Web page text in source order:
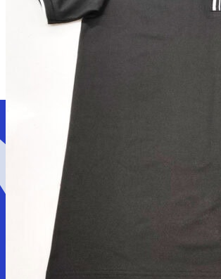
LOẠI ĐỒNG PHỤC
Áo thun đồng phục
Áo polo đồng phục
Áo sơ mi đồng phục
Áo khoác đồng phục
LĨNH VỰC